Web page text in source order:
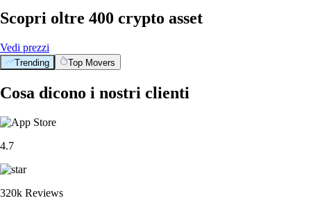
Scopri oltre 400 crypto asset
Vedi prezzi
Trending Top Movers
Cosa dicono i nostri clienti
4.7
320k Reviews